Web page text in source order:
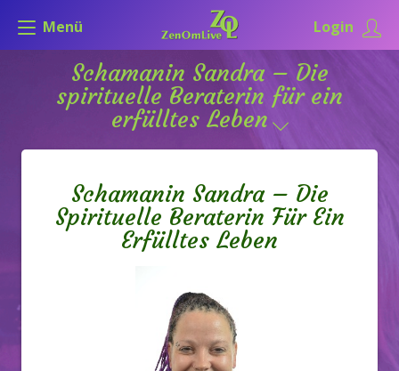
Menü Login
Schamanin Sandra – Die
spirituelle Beraterin für ein
erfülltes Leben
Schamanin Sandra – Die
Spirituelle Beraterin Für Ein
Erfülltes Leben